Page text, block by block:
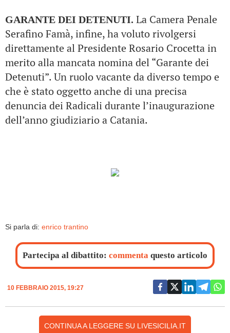
GARANTE DEI DETENUTI. La Camera Penale
Serafino Famà, infine, ha voluto rivolgersi
direttamente al Presidente Rosario Crocetta in
merito alla mancata nomina del “Garante dei
Detenuti”. Un ruolo vacante da diverso tempo e
che è stato oggetto anche di una precisa
denuncia dei Radicali durante l’inaugurazione
dell’anno giudiziario a Catania.
Si parla di: enrico trantino
Partecipa al dibattito: commenta questo articolo
10 FEBBRAIO 2015, 19:27
CONTINUA A LEGGERE SU LIVESICILIA.IT